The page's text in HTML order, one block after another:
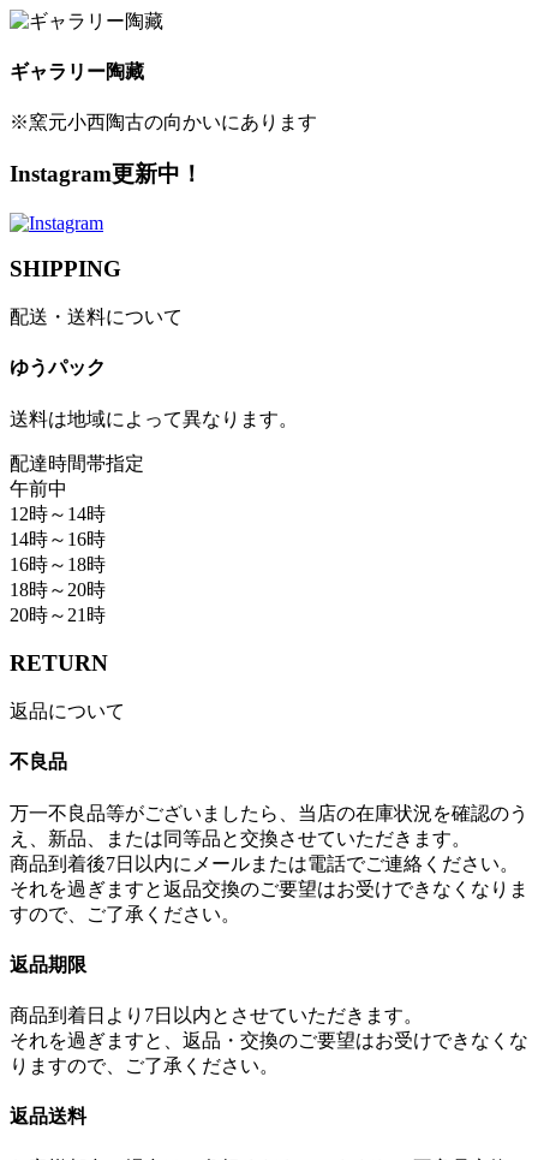
ギャラリー陶藏
※窯元小西陶古の向かいにあります
Instagram更新中！
SHIPPING
配送・送料について
ゆうパック
送料は地域によって異なります。
配達時間帯指定
午前中
12時～14時
14時～16時
16時～18時
18時～20時
20時～21時
RETURN
返品について
不良品
万一不良品等がございましたら、当店の在庫状況を確認のう
え、新品、または同等品と交換させていただきます。
商品到着後7日以内にメールまたは電話でご連絡ください。
それを過ぎますと返品交換のご要望はお受けできなくなりま
すので、ご了承ください。
返品期限
商品到着日より7日以内とさせていただきます。
それを過ぎますと、返品・交換のご要望はお受けできなくな
りますので、ご了承ください。
返品送料